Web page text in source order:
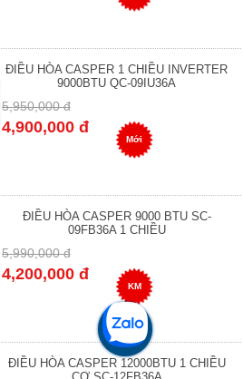
ĐIỀU HÒA CASPER 1 CHIỀU INVERTER
9000BTU QC-09IU36A
5,950,000 đ
4,900,000 đ
Mới
ĐIỀU HÒA CASPER 9000 BTU SC-
09FB36A 1 CHIỀU
5,990,000 đ
4,200,000 đ
KM
ĐIỀU HÒA CASPER 12000BTU 1 CHIỀU